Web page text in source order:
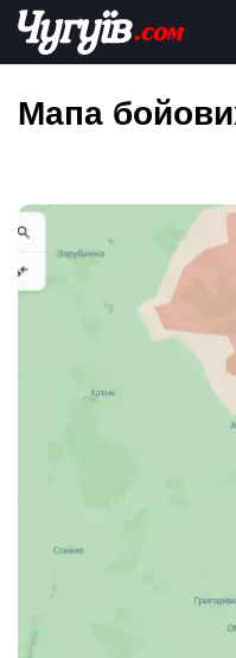
Skip
content
Chuguiv
Мапа